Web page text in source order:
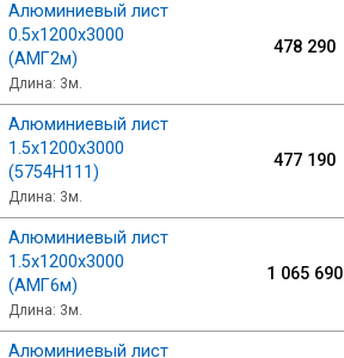
Алюминиевый лист
0.5х1200х3000
(АМГ2м)
Длина: 3м.
478 290
Алюминиевый лист
1.5х1200х3000
(5754Н111)
Длина: 3м.
477 190
Алюминиевый лист
1.5х1200х3000
(АМГ6м)
Длина: 3м.
1 065 690
Алюминиевый лист